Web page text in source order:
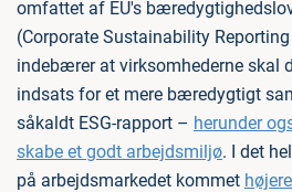
omfattet af EU's
(Corporate Sustainability
indebærer at virksomhederne skal
indsats for et mere bæredygtigt
såkaldt ESG-rapport – herunder
skabe et godt arbejdsmiljø. I det
på arbejdsmarkedet kommet